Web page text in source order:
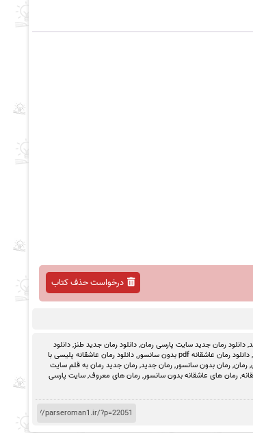
درخواست حذف کتاب
,دانلود رمان جدید سایت پارسی رمان,دانلود رمان جدید طنز,دانلود
,دانلود رمان عاشقانه pdf بدون سانسور ,دانلود رمان عاشقانه پلیسی با
,رمان,رمان بدون سانسور,رمان جدید,رمان جدید رمان به قلم سایت
,رمان های عاشقانه بدون سانسور,رمان های معروف,سایت پارسی